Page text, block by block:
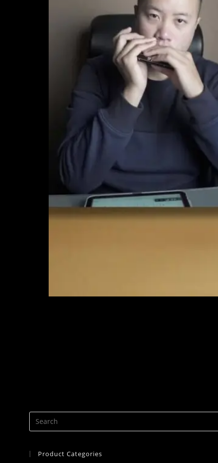
Product Categories